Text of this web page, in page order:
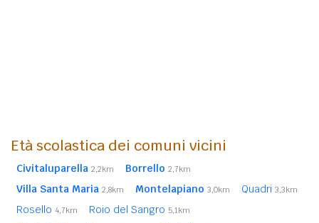
Età scolastica dei comuni vicini
Civitaluparella 2,2km Borrello 2,7km
Villa Santa Maria 2,8km Montelapiano 3,0km Quadri 3,3km
Rosello 4,7km Roio del Sangro 5,1km